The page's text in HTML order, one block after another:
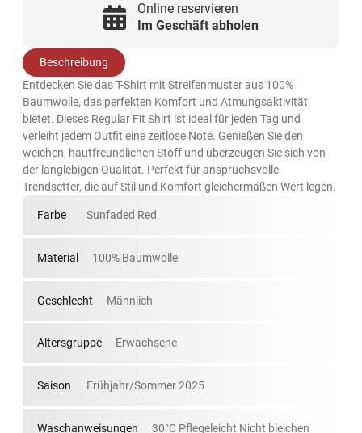
Online reservieren
Im Geschäft abholen
Beschreibung
Entdecken Sie das T-Shirt mit Streifenmuster aus 100%
Baumwolle, das perfekten Komfort und Atmungsaktivität
bietet. Dieses Regular Fit Shirt ist ideal für jeden Tag und
verleiht jedem Outfit eine zeitlose Note. Genießen Sie den
weichen, hautfreundlichen Stoff und überzeugen Sie sich von
der langlebigen Qualität. Perfekt für anspruchsvolle
Trendsetter, die auf Stil und Komfort gleichermaßen Wert legen.
Farbe Sunfaded Red
Material 100% Baumwolle
Geschlecht Männlich
Altersgruppe Erwachsene
Saison Frühjahr/Sommer 2025
Waschanweisungen 30°C Pflegeleicht Nicht bleichen